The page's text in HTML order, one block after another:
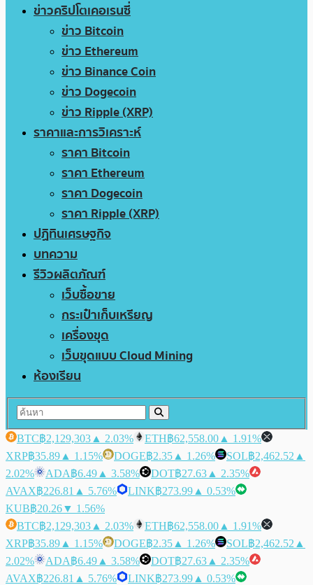
ข่าวคริปโตเคอเรนซี่
ข่าว Bitcoin
ข่าว Ethereum
ข่าว Binance Coin
ข่าว Dogecoin
ข่าว Ripple (XRP)
ราคาและการวิเคราะห์
ราคา Bitcoin
ราคา Ethereum
ราคา Dogecoin
ราคา Ripple (XRP)
ปฏิทินเศรษฐกิจ
บทความ
รีวิวผลิตภัณฑ์
เว็บซื้อขาย
กระเป๋าเก็บเหรียญ
เครื่องขุด
เว็บขุดแบบ Cloud Mining
ห้องเรียน
BTC฿2,129,303 ▲ 2.03% ETH฿62,558.00 ▲ 1.91%
XRP฿35.89 ▲ 1.15% DOGE฿2.35 ▲ 1.26% SOL฿2,462.52 ▲
2.02%
ADA฿6.49 ▲ 3.58% DOT฿27.63 ▲ 2.35%
AVAX฿226.81 ▲ 5.76% LINK฿273.99 ▲ 0.53%
KUB฿20.26▼ 1.56%
BTC฿2,129,303 ▲ 2.03% ETH฿62,558.00 ▲ 1.91%
XRP฿35.89 ▲ 1.15% DOGE฿2.35 ▲ 1.26% SOL฿2,462.52 ▲
2.02%
ADA฿6.49 ▲ 3.58% DOT฿27.63 ▲ 2.35%
AVAX฿226.81 ▲ 5.76% LINK฿273.99 ▲ 0.53%